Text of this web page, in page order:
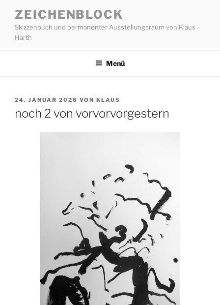
Inhalt
springen
ZEICHENBLOCK
Skizzenbuch und permanenter Ausstellungsraum von Klaus
Harth
Menü
VERÖFFENTLICHT
24. JANUAR 2026 VON KLAUS
noch 2 von vorvorvorgestern